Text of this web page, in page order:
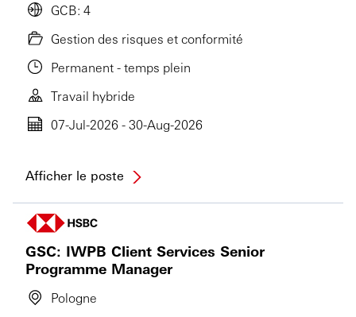
GCB: 4
Gestion des risques et conformité
Permanent - temps plein
Travail hybride
07-Jul-2026 - 30-Aug-2026
Afficher le poste
GSC: IWPB Client Services Senior
Programme Manager
Pologne